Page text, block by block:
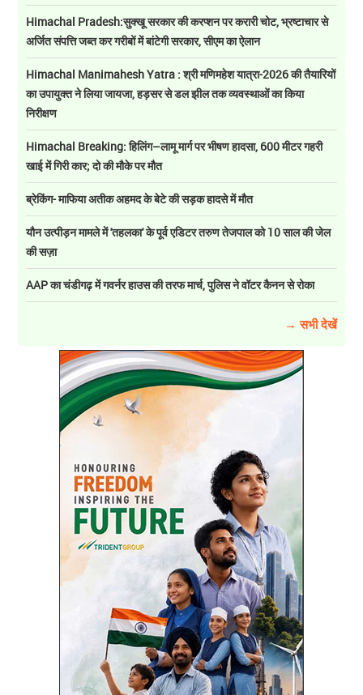
Himachal Pradesh:सुक्खू सरकार की करप्शन पर करारी चोट, भ्रष्टाचार से
अर्जित संपत्ति जब्त कर गरीबों में बांटेगी सरकार, सीएम का ऐलान
Himachal Manimahesh Yatra : श्री मणिमहेश यात्रा-2026 की तैयारियों
का उपायुक्त ने लिया जायजा, हड़सर से डल झील तक व्यवस्थाओं का किया
निरीक्षण
Himachal Breaking: हिलिंग–लामू मार्ग पर भीषण हादसा, 600 मीटर गहरी
खाई में गिरी कार; दो की मौके पर मौत
ब्रेकिंग- माफिया अतीक अहमद के बेटे की सड़क हादसे में मौत
यौन उत्पीड़न मामले में 'तहलका' के पूर्व एडिटर तरुण तेजपाल को 10 साल की जेल
की सज़ा
AAP का चंडीगढ़ में गवर्नर हाउस की तरफ मार्च, पुलिस ने वॉटर कैनन से रोका
→ सभी देखें